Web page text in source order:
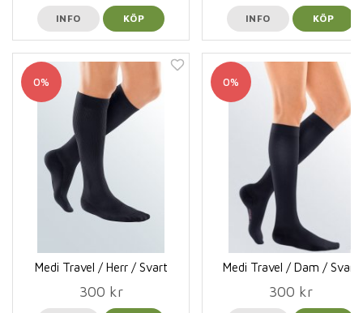
INFO KÖP INFO KÖP
0%
Medi Travel / Herr / Svart
300 kr
0%
Medi Travel / Dam / Svart
300 kr